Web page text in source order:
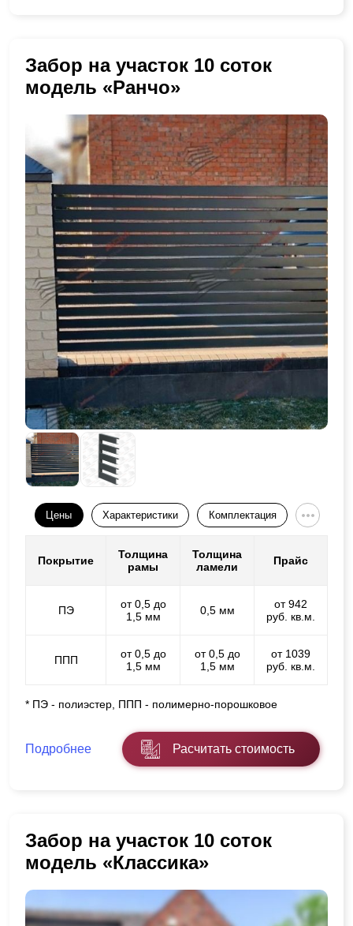
Забор на участок 10 соток
модель «Ранчо»
Цены Характеристики Комплектация
Покрытие
Толщина
рамы
Толщина
ламели
Прайс
ПЭ
от 0,5 до
1,5 мм
0,5 мм
от 942
руб. кв.м.
ППП
от 0,5 до
1,5 мм
от 0,5 до
1,5 мм
от 1039
руб. кв.м.
* ПЭ - полиэстер, ППП - полимерно-порошковое
Подробнее Расчитать стоимость
Забор на участок 10 соток
модель «Классика»